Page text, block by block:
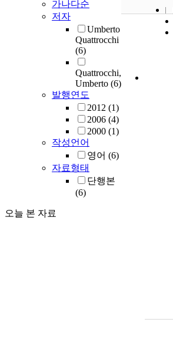
가나다순
저자
Umberto
Quattrocchi
(6)
Quattrocchi,
Umberto (6)
발행연도
2012 (1)
2006 (4)
2000 (1)
작성언어
영어 (6)
자료형태
단행본
(6)
오늘 본 자료